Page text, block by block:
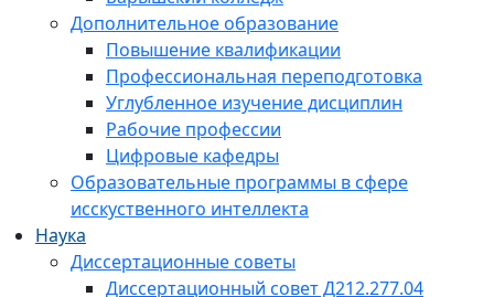
Дополнительное образование
Повышение квалификации
Профессиональная переподготовка
Углубленное изучение дисциплин
Рабочие профессии
Цифровые кафедры
Образовательные программы в сфере
исскуственного интеллекта
Наука
Диссертационные советы
Диссертационный совет Д212.277.04